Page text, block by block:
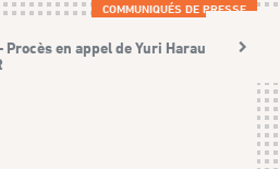
COMMUNIQUÉS DE PRESSE
Procès en appel de Yuri Harauski,